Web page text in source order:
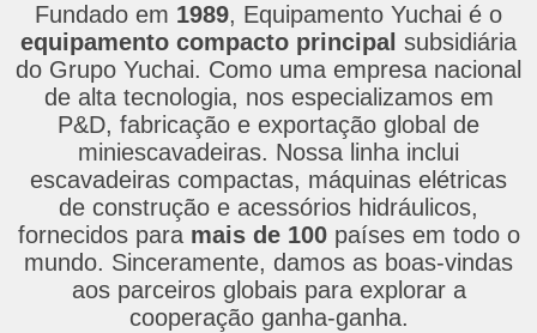
Fundado em 1989, Equipamento Yuchai é o
equipamento compacto principal subsidiária
do Grupo Yuchai. Como uma empresa nacional
de alta tecnologia, nos especializamos em
P&D, fabricação e exportação global de
miniescavadeiras. Nossa linha inclui
escavadeiras compactas, máquinas elétricas
de construção e acessórios hidráulicos,
fornecidos para mais de 100países em todo o
mundo. Sinceramente, damos as boas-vindas
aos parceiros globais para explorar a
cooperação ganha-ganha.